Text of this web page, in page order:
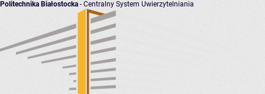
Politechnika Białostocka - Centralny System Uwierzytelniania